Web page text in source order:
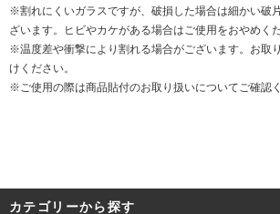
※割れにくいガラスですが、破損した場合は細かい破
ざいます。ヒビやカケがある場合はご使用をおやめくだ
※温度差や衝撃により割れる場合がございます。お取
けください。
※ご使用の際は商品貼付のお取り扱いについてご確認く
カテゴリーから探す